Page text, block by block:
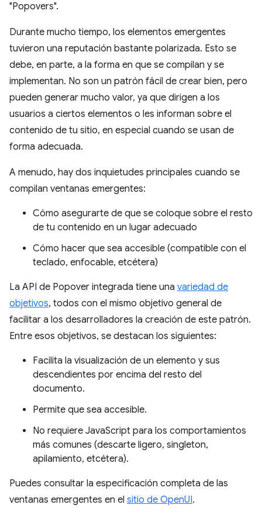
"Popovers".
Durante mucho tiempo, los elementos emergentes
tuvieron una reputación bastante polarizada. Esto se
debe, en parte, a la forma en que se compilan y se
implementan. No son un patrón fácil de crear bien, pero
pueden generar mucho valor, ya que dirigen a los
usuarios a ciertos elementos o les informan sobre el
contenido de tu sitio, en especial cuando se usan de
forma adecuada.
A menudo, hay dos inquietudes principales cuando se
compilan ventanas emergentes:
Cómo asegurarte de que se coloque sobre el resto
de tu contenido en un lugar adecuado
Cómo hacer que sea accesible (compatible con el
teclado, enfocable, etcétera)
La API de Popover integrada tiene una variedad de
objetivos, todos con el mismo objetivo general de
facilitar a los desarrolladores la creación de este patrón.
Entre esos objetivos, se destacan los siguientes:
Facilita la visualización de un elemento y sus
descendientes por encima del resto del
documento.
Permite que sea accesible.
No requiere JavaScript para los comportamientos
más comunes (descarte ligero, singleton,
apilamiento, etcétera).
Puedes consultar la especificación completa de las
ventanas emergentes en el sitio de OpenUI.